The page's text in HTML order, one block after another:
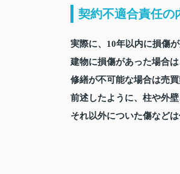
契約不適合責任の
実際に、10年以内に損傷
建物に損傷があった場合
修繕が不可能な場合は売
前述したように、柱や外
それ以外についた傷など